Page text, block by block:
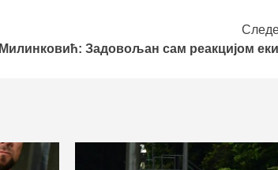
Милинковић: Задовољан сам реакцијом